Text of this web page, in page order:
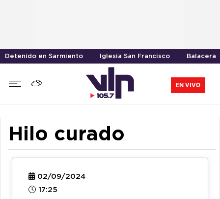
Detenido en Sarmiento Iglesia San Francisco Balacera
EN VIVO
Hilo curado
02/09/2024
17:25